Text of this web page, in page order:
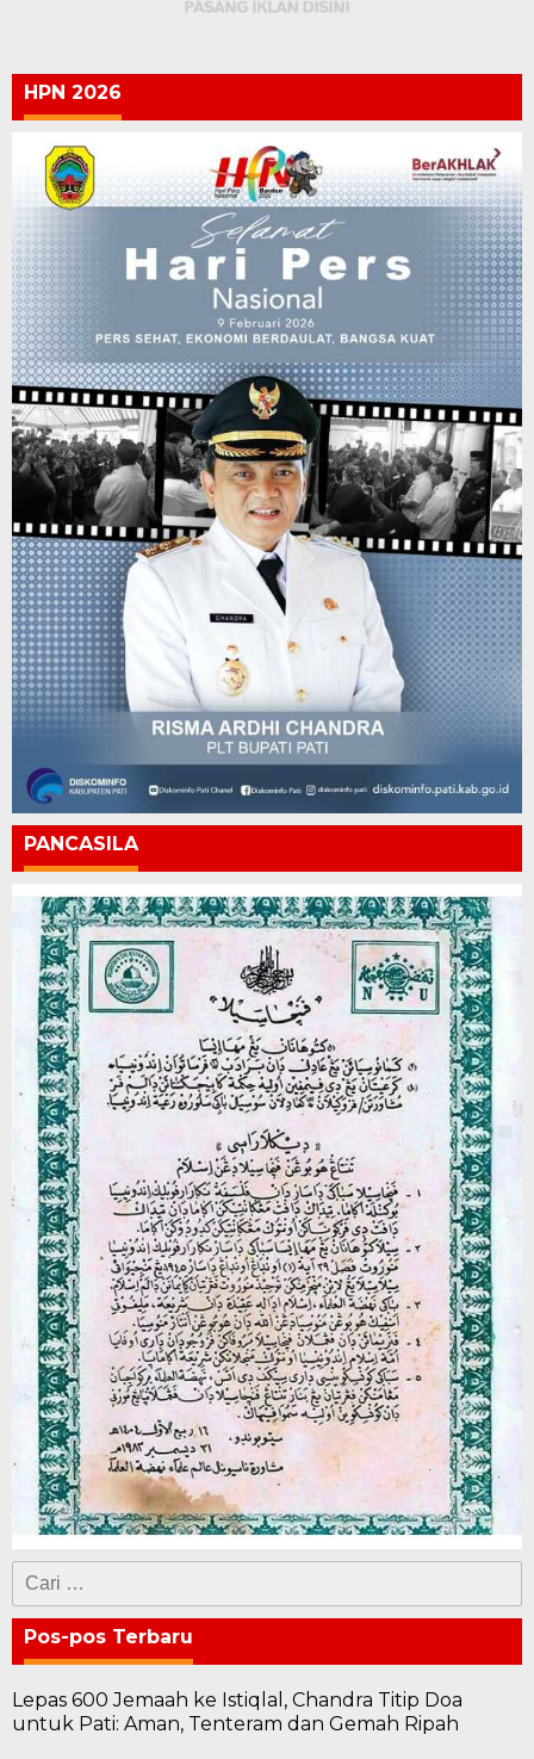
HPN 2026
PANCASILA
Cari
untuk:
Pos-pos Terbaru
Lepas 600 Jemaah ke Istiqlal, Chandra Titip Doa
untuk Pati: Aman, Tenteram dan Gemah Ripah